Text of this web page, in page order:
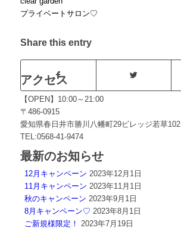
プライベートサロン♡
Share this entry
アクセス
【OPEN】10:00～21:00
〒486-0915
愛知県春日井市勝川八幡町29ビレッジ若草102
TEL:0568-41-9474
最新のお知らせ
12月キャンペーン 2023年12月1日
11月キャンペーン 2023年11月1日
秋のキャンペーン 2023年9月1日
8月キャンペーン♡ 2023年8月1日
ご新規様限定！ 2023年7月19日